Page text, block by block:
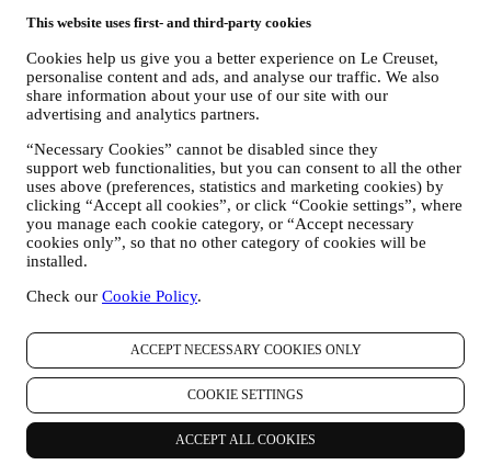
This website uses first- and third-party cookies
Cookies help us give you a better experience on Le Creuset,
personalise content and ads, and analyse our traffic. We also
share information about your use of our site with our
advertising and analytics partners.
“Necessary Cookies” cannot be disabled since they
support web functionalities, but you can consent to all the other
uses above (preferences, statistics and marketing cookies) by
clicking “Accept all cookies”, or click “Cookie settings”, where
you manage each cookie category, or “Accept necessary
cookies only”, so that no other category of cookies will be
installed.
Check our Cookie Policy.
ACCEPT NECESSARY COOKIES ONLY
COOKIE SETTINGS
ACCEPT ALL COOKIES
Det kan hända att vi bearbetar dina uppgifter för följande ändamål:
FÖR ATT UPPFYLLA VÅRA RÄTTSLIGA
SKYLDIGHETER
Det kan hända att vi måste bearbetar vissa uppgifter om dig
för att uppfylla våra rättsliga skyldigheter samt andra
skyldigheter som uppstår i samband med anvisningar vi får
från myndigheter.
FÖR ATT SKAPA ETT LE CREUSET-KONTO
Vi kommer att använda dina uppgifter för att skapa ett Le
Creuset-konto som kommer att ge dig tillgång till en rad
förmåner som är begränsade till registrerade användare och
utarbetade så att man finner större nöje i våra tjänster, såsom
snabbare betalning, möjlighet att spara flera leveransadresser,
se och spåra beställningar. Sådan bearbetning bygger på ett
FÖR ATT HANTERA DINA BESTÄLLNINGAR OCH
ERBJUDA DIG VÅRA PRODUKTER, VÅRA
TJÄNSTER OCH VÅR HJÄLP
Vi kommer att använda dina uppgifter för att hantera vårt
avtalsförhållande till dig, dina produktköp via webbplatsen
och/eller i våra Le Creuset butiker, användning av
webbplatsen samt all service som erbjuds efter avslutat köp